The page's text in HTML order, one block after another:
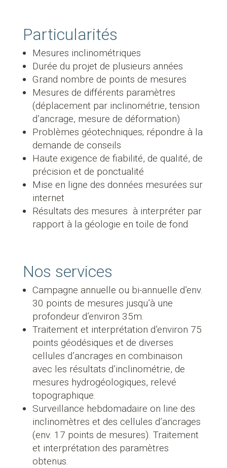
Particularités
Mesures inclinométriques
Durée du projet de plusieurs années
Grand nombre de points de mesures
Mesures de différents paramètres
(déplacement par inclinométrie, tension
d’ancrage, mesure de déformation)
Problèmes géotechniques; répondre à la
demande de conseils
Haute exigence de fiabilité, de qualité, de
précision et de ponctualité
Mise en ligne des données mesurées sur
internet
Résultats des mesures à interpréter par
rapport à la géologie en toile de fond
Nos services
Campagne annuelle ou bi-annuelle d’env.
30 points de mesures jusqu’à une
profondeur d’environ 35m.
Traitement et interprétation d’environ 75
points géodésiques et de diverses
cellules d’ancrages en combinaison
avec les résultats d’inclinométrie, de
mesures hydrogéologiques, relevé
topographique.
Surveillance hebdomadaire on line des
inclinomètres et des cellules d’ancrages
(env. 17 points de mesures). Traitement
et interprétation des paramètres
obtenus.